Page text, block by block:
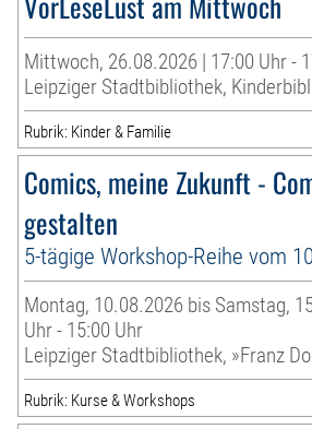
Mittwoch, 26.08.2026 | 17:00 Uhr -
Leipziger Stadtbibliothek,
Rubrik: Kinder & Familie
Comics, meine Zukunft -
gestalten
5-tägige Workshop-Reihe vom
Montag, 10.08.2026 bis Samstag,
Uhr - 15:00 Uhr
Leipziger Stadtbibliothek, »Franz
Rubrik: Kurse & Workshops